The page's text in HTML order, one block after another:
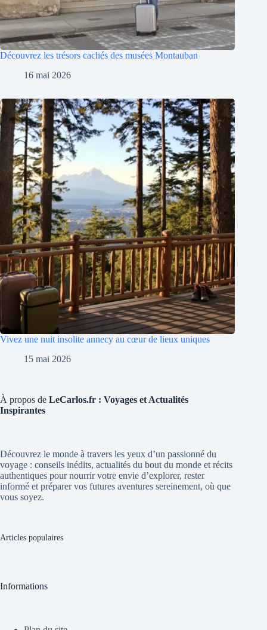
Découvrez les trésors cachés des musées Montauban
16 mai 2026
Vivez une nuit insolite annecy au cœur de lieux uniques
15 mai 2026
À propos de LeCarlos.fr : Voyages et Actualités
Inspirantes
Découvrez le monde à travers les yeux d’un passionné du
voyage : conseils inédits, actualités du bout du monde et récits
authentiques pour nourrir votre envie d’explorer, rester
informé et préparer vos futures aventures sereinement, où que
vous soyez.
Articles populaires
Informations